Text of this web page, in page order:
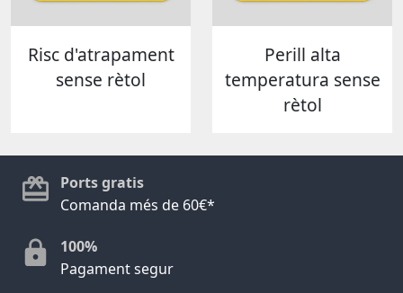
Risc d'atrapament
sense rètol
Perill alta
temperatura sense
rètol
Ports gratis
Comanda més de 60€*
100%
Pagament segur